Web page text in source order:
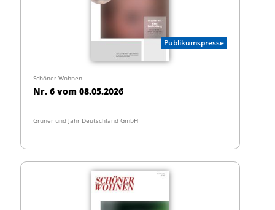
Publikumspresse
Schöner Wohnen
Nr. 6 vom 08.05.2026
Gruner und Jahr Deutschland GmbH